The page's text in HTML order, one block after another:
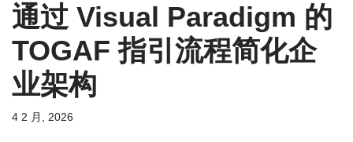
通过 Visual Paradigm 的
TOGAF 指引流程简化企
业架构
4 2 月, 2026